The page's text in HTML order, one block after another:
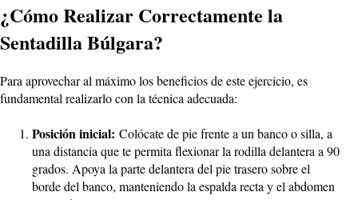
¿Cómo Realizar Correctamente la
Sentadilla Búlgara?
Para aprovechar al máximo los beneficios de este ejercicio, es
fundamental realizarlo con la técnica adecuada:
Posición inicial: Colócate de pie frente a un banco o silla, a
una distancia que te permita flexionar la rodilla delantera a 90
grados. Apoya la parte delantera del pie trasero sobre el
borde del banco, manteniendo la espalda recta y el abdomen